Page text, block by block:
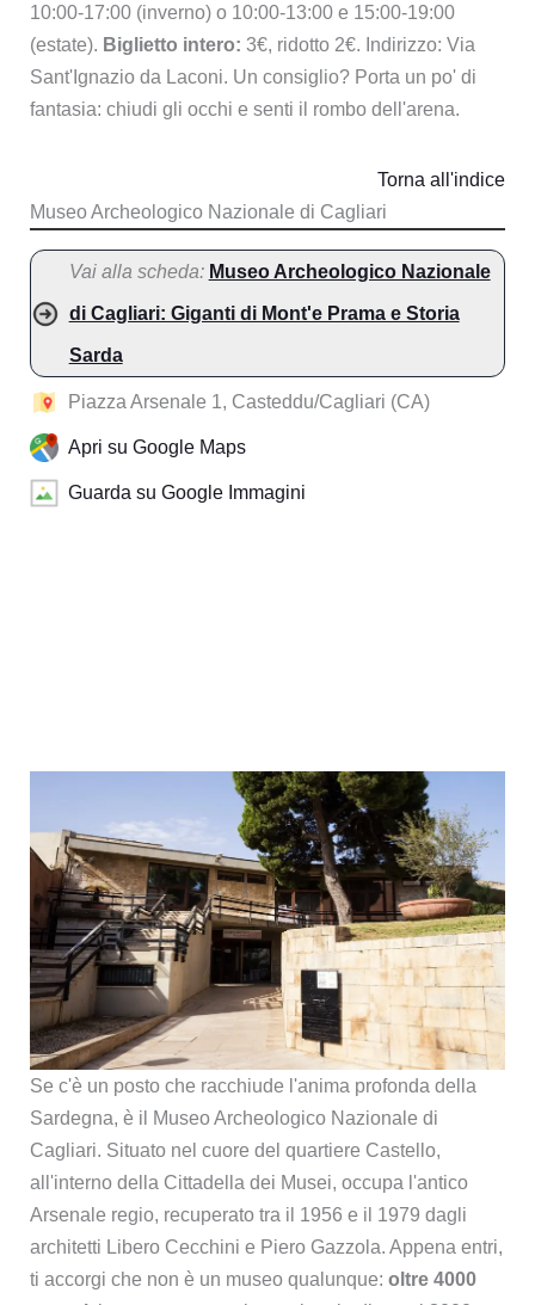
10:00-17:00 (inverno) o 10:00-13:00 e 15:00-19:00
(estate). Biglietto intero: 3€, ridotto 2€. Indirizzo: Via
Sant'Ignazio da Laconi. Un consiglio? Porta un po' di
fantasia: chiudi gli occhi e senti il rombo dell'arena.
Museo Archeologico Nazionale di Cagliari
Torna all'indice
Vai alla scheda: Museo Archeologico Nazionale
di Cagliari: Giganti di Mont'e Prama e Storia
Sarda
Piazza Arsenale 1, Casteddu/Cagliari (CA)
Apri su Google Maps
Guarda su Google Immagini
Se c'è un posto che racchiude l'anima profonda della
Sardegna, è il Museo Archeologico Nazionale di
Cagliari. Situato nel cuore del quartiere Castello,
all'interno della Cittadella dei Musei, occupa l'antico
Arsenale regio, recuperato tra il 1956 e il 1979 dagli
architetti Libero Cecchini e Piero Gazzola. Appena entri,
ti accorgi che non è un museo qualunque: oltre 4000